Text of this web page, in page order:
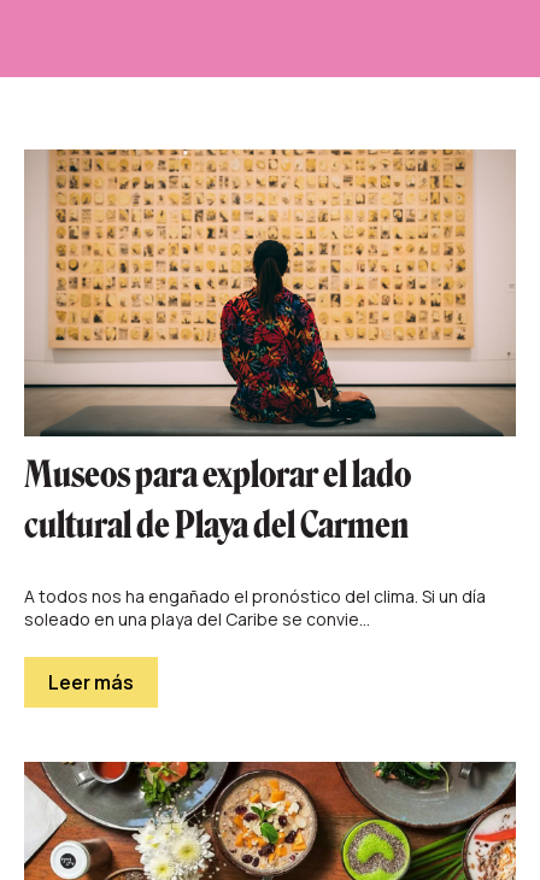
Museos para explorar el lado
cultural de Playa del Carmen
A todos nos ha engañado el pronóstico del clima. Si un día
soleado en una playa del Caribe se convie...
Leer más